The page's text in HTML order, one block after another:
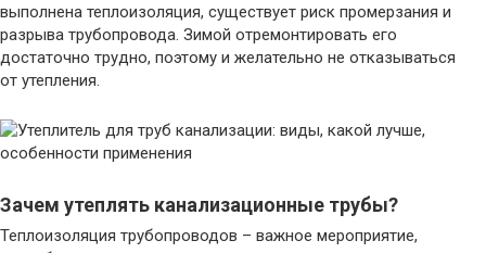
выполнена теплоизоляция, существует риск промерзания и
разрыва трубопровода. Зимой отремонтировать его
достаточно трудно, поэтому и желательно не отказываться
от утепления.
Зачем утеплять канализационные трубы?
Теплоизоляция трубопроводов – важное мероприятие,